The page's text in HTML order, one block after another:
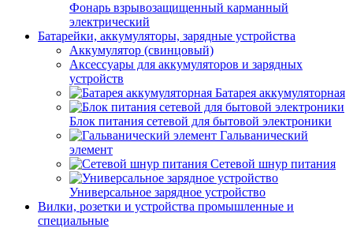
Фонарь взрывозащищенный карманный
электрический
Батарейки, аккумуляторы, зарядные устройства
Аккумулятор (свинцовый)
Аксессуары для аккумуляторов и зарядных
устройств
Батарея аккумуляторная
Блок питания сетевой для бытовой электроники
Гальванический
элемент
Сетевой шнур питания
Универсальное зарядное устройство
Вилки, розетки и устройства промышленные и
специальные